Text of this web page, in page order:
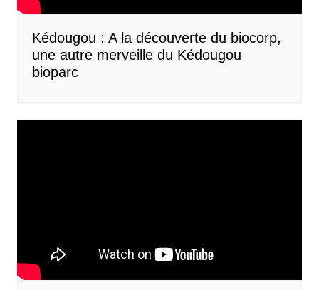
Kédougou : A la découverte du biocorp,
une autre merveille du Kédougou
bioparc